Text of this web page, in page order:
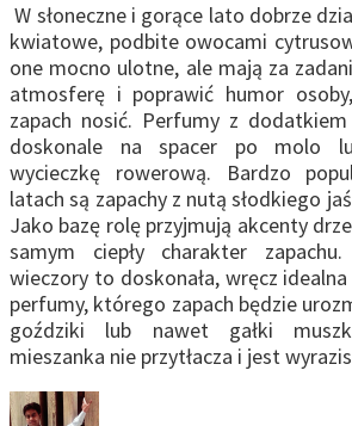
W słoneczne i gorące lato dobrze
kwiatowe, podbite owocami
one mocno ulotne, ale mają za
atmosferę i poprawić humor
zapach nosić. Perfumy z
doskonale na spacer po molo
wycieczkę rowerową. Bardzo
latach są zapachy z nutą słodkiego
Jako bazę rolę przyjmują akcenty
samym ciepły charakter zapachu.
wieczory to doskonała, wręcz
perfumy, którego zapach będzie
goździki lub nawet gałki
mieszanka nie przytłacza i jest